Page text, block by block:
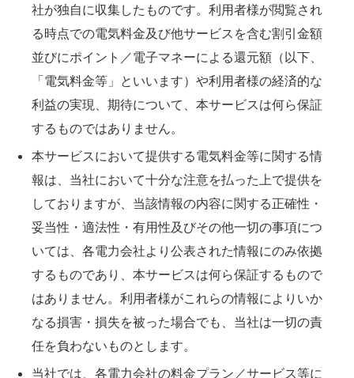
社が独自に収集したものです。利用者様が閲覧され
る時点での電気料金及び他サービスを含む割引金額
並びにポイント／電子マネーによる還元額（以下、
「電気料金等」といいます）や利用者様の経済的な
利益の実現、期待について、本サービスは何ら保証
するものではありません。
本サービスにおいて提供する電気料金等に関する情
報は、当社において十分な注意を払った上で提供を
しておりますが、当該情報の内容に関する正確性・
妥当性・適法性・有用性及びその他一切の事項につ
いては、各電力会社より公表された情報にのみ依拠
するものであり、本サービスは何ら保証するもので
はありません。利用者様がこれらの情報によりいか
なる損害・損失を被った場合でも、当社は一切の責
任を負わないものとします。
当社では、各電力会社の料金プラン／サービス等に